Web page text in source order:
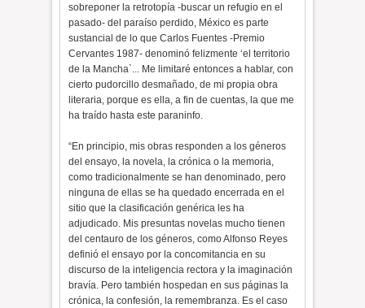
sobreponer la retrotopía -buscar un refugio en el
pasado- del paraíso perdido, México es parte
sustancial de lo que Carlos Fuentes -Premio
Cervantes 1987- denominó felizmente ‘el territorio
de la Mancha`... Me limitaré entonces a hablar, con
cierto pudorcillo desmañado, de mi propia obra
literaria, porque es ella, a fin de cuentas, la que me
ha traído hasta este paraninfo.
“En principio, mis obras responden a los géneros
del ensayo, la novela, la crónica o la memoria,
como tradicionalmente se han denominado, pero
ninguna de ellas se ha quedado encerrada en el
sitio que la clasificación genérica les ha
adjudicado. Mis presuntas novelas mucho tienen
del centauro de los géneros, como Alfonso Reyes
definió el ensayo por la concomitancia en su
discurso de la inteligencia rectora y la imaginación
bravía. Pero también hospedan en sus páginas la
crónica, la confesión, la remembranza. Es el caso